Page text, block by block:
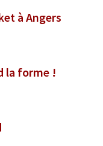
à Angers
la forme !